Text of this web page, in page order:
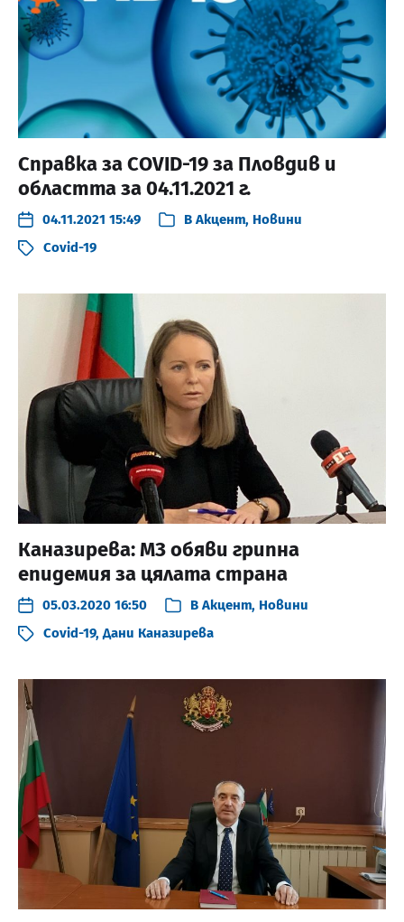
Справка за COVID-19 за Пловдив и
областта за 04.11.2021 г.
04.11.2021 15:49 В Акцент, Новини
Covid-19
Каназирева: МЗ обяви грипна
епидемия за цялата страна
05.03.2020 16:50 В Акцент, Новини
Covid-19,Дани Каназирева